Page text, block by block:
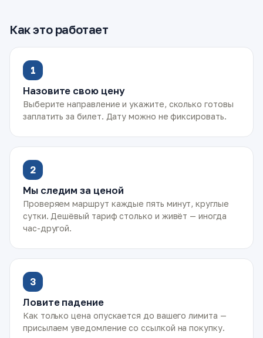
Как это работает
1
Назовите свою цену
Выберите направление и укажите, сколько готовы
заплатить за билет. Дату можно не фиксировать.
2
Мы следим за ценой
Проверяем маршрут каждые пять минут, круглые
сутки. Дешёвый тариф столько и живёт — иногда
час-другой.
3
Ловите падение
Как только цена опускается до вашего лимита —
присылаем уведомление со ссылкой на покупку.